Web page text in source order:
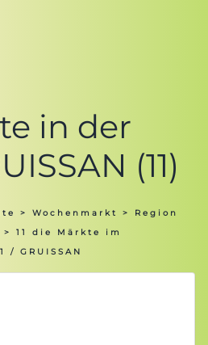
in der
(11)
> Wochenmarkt > Region
> 11 die Märkte im
/ GRUISSAN